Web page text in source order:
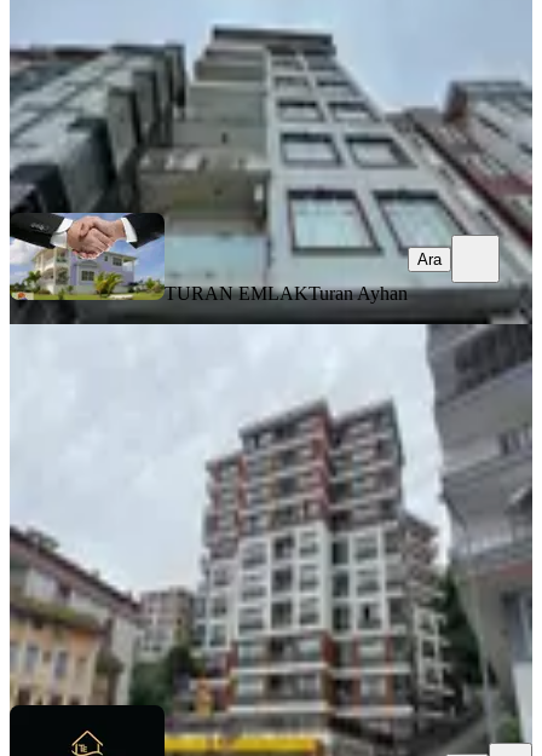
4.250.000 ₺
TURAN EMLAK Turan Ayhan
Ara
TURAN EMLAKTuran Ayhan
Ara
Kısa Süreli Fiyat! Camiönü Mah. Lux
Site De Geniş Fırsat Daire
Merkez, Camiönü Mahallesi
180 m²·3. Kat·30.07.2026
7.145.000 ₺7.345.000 ₺
Taşçıoğlu emlakmuhammet erdem taşçıoğlu
Ara